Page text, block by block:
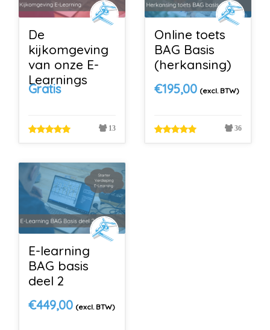
De
kijkomgeving
van onze E-
Learnings
Gratis
13
Online toets
BAG Basis
(herkansing)
€195,00 (excl. BTW)
36
E-learning
BAG basis
deel 2
€449,00 (excl. BTW)